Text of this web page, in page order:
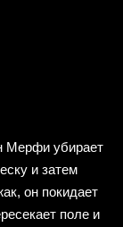
Мерфи убирает
и затем
он покидает
поле и